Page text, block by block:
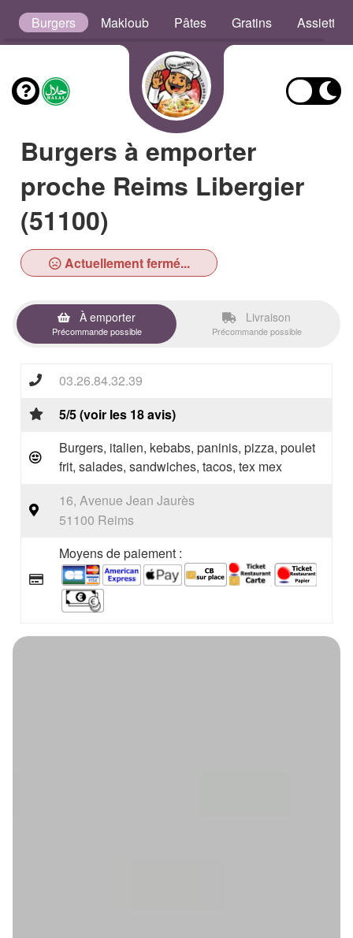
Burgers Makloub Pâtes Gratins Assiettes
Burgers à emporter
proche Reims Libergier
(51100)
Actuellement fermé...
À emporter
Précommande possible
Livraison
Précommande possible
03.26.84.32.39
5/5 (voir les 18 avis)
Burgers, italien, kebabs, paninis, pizza, poulet
frit, salades, sandwiches, tacos, tex mex
16, Avenue Jean Jaurès
51100 Reims
Moyens de paiement :